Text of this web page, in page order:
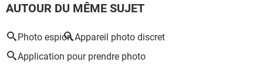
AUTOUR DU MÊME SUJET
Photo espion Appareil photo discret
Application pour prendre photo